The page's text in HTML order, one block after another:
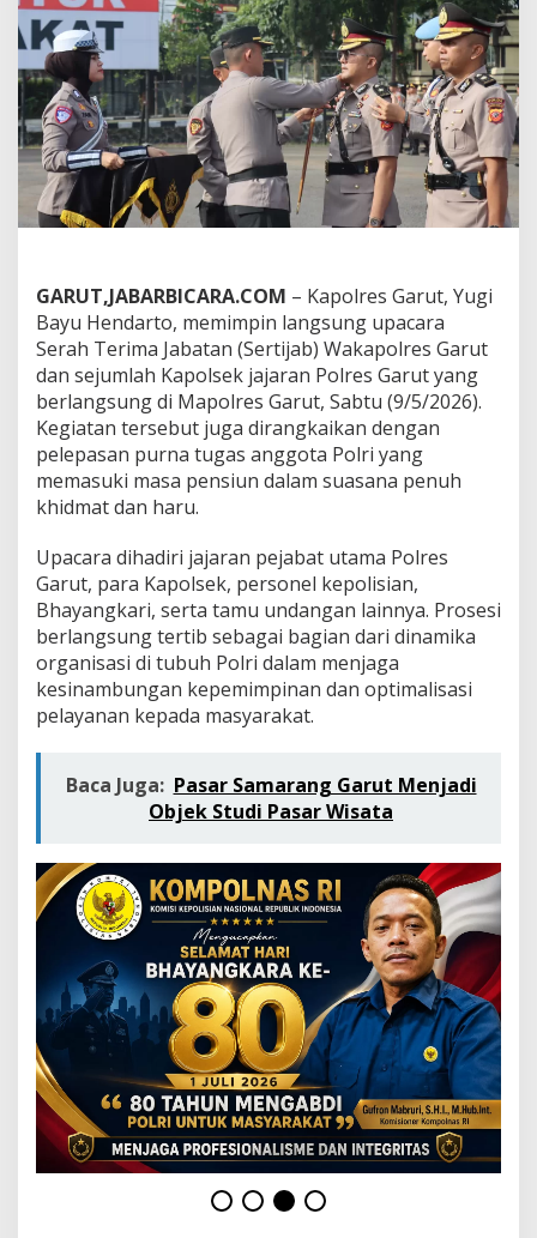
m
p
i
n
e
r
t
i
W
a
k
a
p
l
r
e
s
K
a
p
o
l
s
e
k
u
a
s
n
a
H
a
r
u
W
a
r
n
a
i
P
e
l
e
p
GARUT,JABARBICARA.COM – Kapolres Garut, Yugi
Bayu Hendarto, memimpin langsung upacara
Serah Terima Jabatan (Sertijab) Wakapolres Garut
dan sejumlah Kapolsek jajaran Polres Garut yang
berlangsung di Mapolres Garut, Sabtu (9/5/2026).
Kegiatan tersebut juga dirangkaikan dengan
pelepasan purna tugas anggota Polri yang
memasuki masa pensiun dalam suasana penuh
khidmat dan haru.
Upacara dihadiri jajaran pejabat utama Polres
Garut, para Kapolsek, personel kepolisian,
Bhayangkari, serta tamu undangan lainnya. Prosesi
berlangsung tertib sebagai bagian dari dinamika
organisasi di tubuh Polri dalam menjaga
kesinambungan kepemimpinan dan optimalisasi
pelayanan kepada masyarakat.
Baca Juga: Pasar Samarang Garut Menjadi
Objek Studi Pasar Wisata